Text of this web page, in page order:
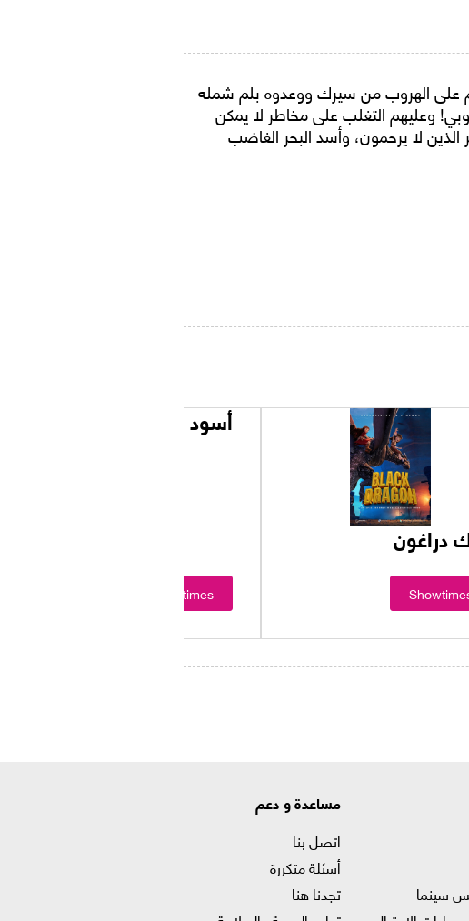
على الهروب من سيرك ووعدوه بلم شمله
وعليهم التغلب على مخاطر لا يمكن
الذين لا يرحمون، وأسد البحر الغاضب
دراغون
أسود ملون
Showtimes
سينما
مساعدة و دعم
اتصل بنا
أسئلة متكررة
تجدنا هنا